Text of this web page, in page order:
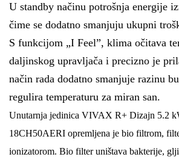
U standby načinu potrošnja energije
čime se dodatno smanjuju ukupni
S funkcijom „I Feel”, klima očitava
daljinskog upravljača i precizno je
način rada dodatno smanjuje razinu
regulira temperaturu za miran san.
Unutarnja jedinica VIVAX R+ Dizajn 5.2
18CH50AERI opremljena je bio filtrom,
ionizatorom. Bio filter uništava bakterije,